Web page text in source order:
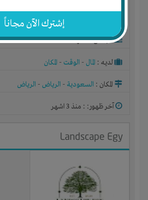
إشترك الآن مجاناً
الجنس : ذكر
لديـه : المال - الوقت - المكان
المكان : السعودية - الرياض - الرياض
آخر ظهور: : منذ 3 اشهر
Landscape Egy